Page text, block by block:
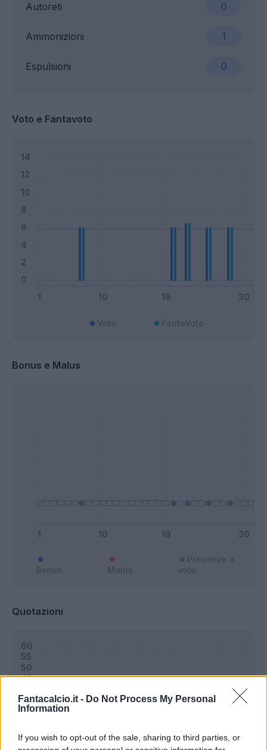
Fantacalcio.it - Do Not Process My Personal
Information
If you wish to opt-out of the sale, sharing to third parties, or
Ammonizioni 1
Espulsioni 0
Autoreti 0
Voto e Fantavoto
Bonus e Malus
Quotazioni